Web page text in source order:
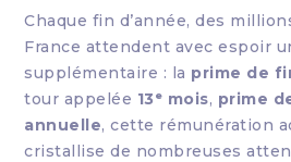
Chaque fin d’année, des
France attendent avec espoir
supplémentaire : la prime de
tour appelée 13ᵉ mois, prime
annuelle, cette rémunération
cristallise de nombreuses